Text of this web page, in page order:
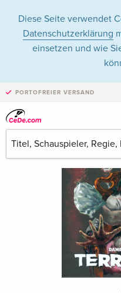
Diese Seite verwendet
Datenschutzerklärung
einsetzen und wie
PORTOFREIER VERSAND